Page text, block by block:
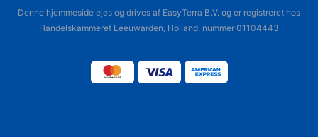
Denne hjemmeside ejes og drives af EasyTerra B.V. og er registreret hos
Handelskammeret Leeuwarden, Holland, nummer 01104443